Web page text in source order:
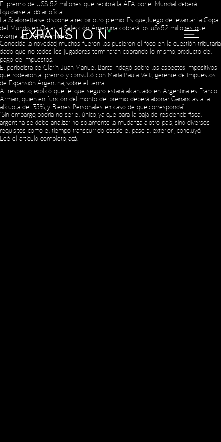
El premio de US$ 52 millones que recibirá la AFA por el Mundial deberá
liquidarse al dólar oficial
La Scalonetta se dispone a recibir otro premio. Es que, luego de levantar la Copa
del Mundo en Qatar, la Selección Argentina cobrará los u$s52 millones que
otorga la FIFA al campeón.
Conocida la novedad, muchos fueron los pusieron el foco en la cuestión tributaria,
dado que no todos los jugadores terminarán cobrando lo mismo, producto del
pago de impuestos.
El periodista de Clarín Juan Manuel Barca indagó sobre los aspectos impositivos
que rodearon al premio y consultó con María Paula Veliz, gerente de Impuestos
de Expansión Argentina, sobre el tema.
Al respecto, explicó que “el que seguro estará alcanzado en Argentina es Franco
Armani, quien en función del monto del premio deberá abonar Ganancias a la
alícuota del 35%, y Bienes Personales en caso de que corresponda”.
“Sin embargo, podría no ser el único, ya que para la baja de residencia fiscal
argentina se debe analizar no solamente la mudanza a otro país, sino diversos
requisitos como el tiempo transcurrido desde el pase al exterior”, concluyó.
Leé el artículo completo, acá
Copyright © 2023 Expansion. All rights reserved. Privacy Policy
Social Media